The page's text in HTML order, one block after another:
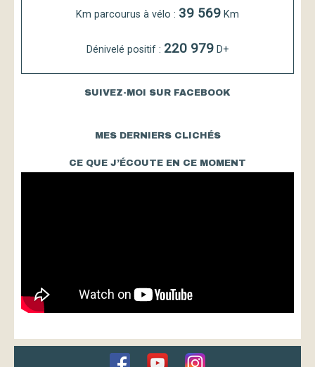
Km parcourus à vélo : 39 569 Km
Dénivelé positif : 220 979D+
SUIVEZ-MOI SUR FACEBOOK
MES DERNIERS CLICHÉS
CE QUE J’ÉCOUTE EN CE MOMENT